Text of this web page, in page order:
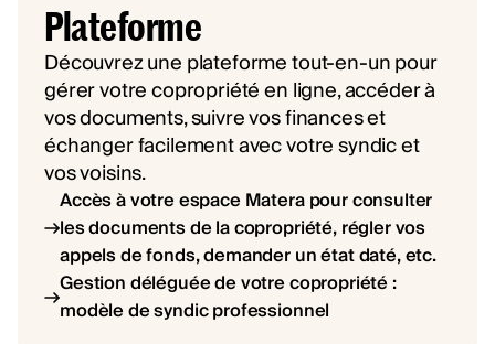
Plateforme
Découvrez une plateforme tout-en-un pour
gérer votre copropriété en ligne, accéder à
vos documents, suivre vos finances et
échanger facilement avec votre syndic et
vos voisins.
Accès à votre espace Matera pour consulter
les documents de la copropriété, régler vos
appels de fonds, demander un état daté, etc.
Gestion déléguée de votre copropriété :
modèle de syndic professionnel